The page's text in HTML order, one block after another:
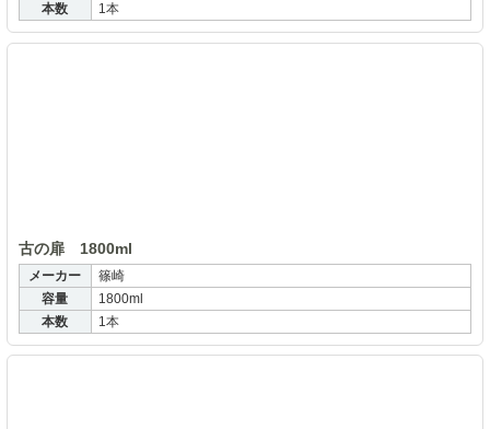
本数
1本
古の扉 1800ml
メーカー
篠崎
容量
1800ml
本数
1本